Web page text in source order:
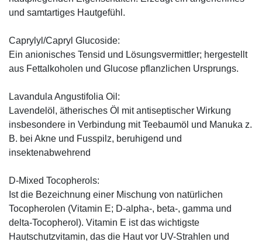
und samtartiges Hautgefühl.
Caprylyl/Capryl Glucoside:
Ein anionisches Tensid und Lösungsvermittler; hergestellt
aus Fettalkoholen und Glucose pflanzlichen Ursprungs.
Lavandula Angustifolia Oil:
Lavendelöl, ätherisches Öl mit antiseptischer Wirkung
insbesondere in Verbindung mit Teebaumöl und Manuka z.
B. bei Akne und Fusspilz, beruhigend und
insektenabwehrend
D-Mixed Tocopherols:
Ist die Bezeichnung einer Mischung von natürlichen
Tocopherolen (Vitamin E; D-alpha-, beta-, gamma und
delta-Tocopherol). Vitamin E ist das wichtigste
Hautschutzvitamin, das die Haut vor UV-Strahlen und